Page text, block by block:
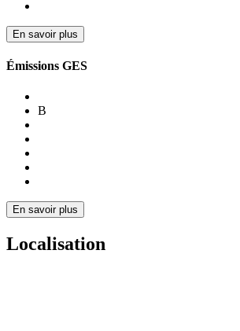
En savoir plus
Émissions GES
B
En savoir plus
Localisation